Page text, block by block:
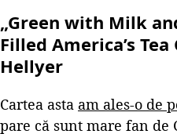
„Green with Milk
Filled America’s
Hellyer
Cartea asta am ales-o de
pare că sunt mare fan